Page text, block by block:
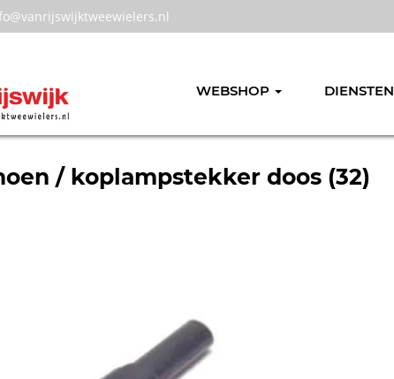
WEBSHOP DIENSTEN
/ koplampstekker doos (32)